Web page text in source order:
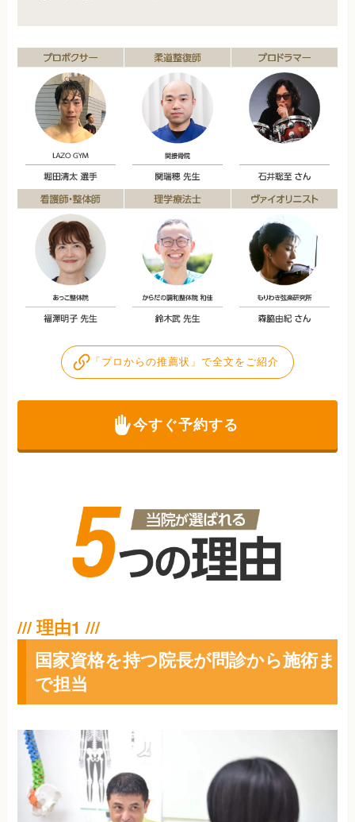
「プロからの推薦状」で全文をご紹介
今すぐ予約する
国家資格を持つ院長が問診から施術ま
で担当